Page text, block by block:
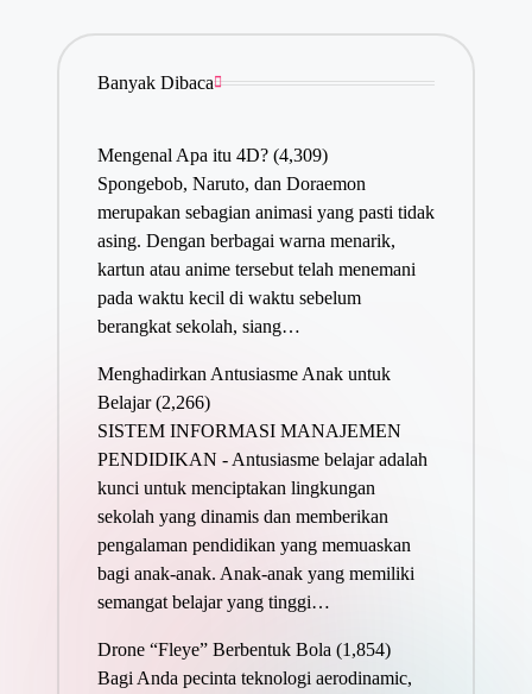
Banyak Dibaca
Mengenal Apa itu 4D? (4,309)
Spongebob, Naruto, dan Doraemon
merupakan sebagian animasi yang pasti tidak
asing. Dengan berbagai warna menarik,
kartun atau anime tersebut telah menemani
pada waktu kecil di waktu sebelum
berangkat sekolah, siang…
Menghadirkan Antusiasme Anak untuk
Belajar (2,266)
SISTEM INFORMASI MANAJEMEN
PENDIDIKAN - Antusiasme belajar adalah
kunci untuk menciptakan lingkungan
sekolah yang dinamis dan memberikan
pengalaman pendidikan yang memuaskan
bagi anak-anak. Anak-anak yang memiliki
semangat belajar yang tinggi…
Drone “Fleye” Berbentuk Bola (1,854)
Bagi Anda pecinta teknologi aerodinamic,